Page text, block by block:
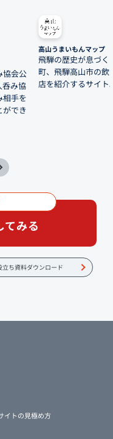
協会公
呑み協
相手を
でき
高山うまいもんマップ
飛騨の歴史が息づく
町、飛騨高山市の飲
店を紹介するサイト
てみる
立ち資料ダウンロード
イトの見極め方